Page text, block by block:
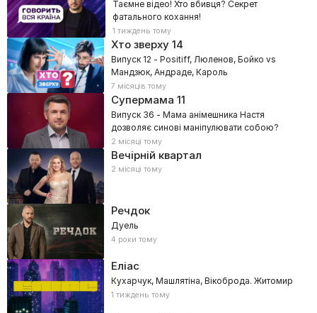
Таємне відео! Хто вбивця? Секрет
фатального кохання!
1 тиждень тому
Хто зверху14
Випуск 12 - Positiff, Люленов, Бойко vs
Мандзюк, Андраде, Кароль
7 місяців тому
Супермама 11
Випуск 36 - Мама анімешника Настя
дозволяє синові маніпулювати собою?
2 місяці тому
Вечірній квартал
2 місяці тому
Речдок
Дуель
4 роки тому
Еліас
Кухарчук, Машлятіна, Вікоброда. Житомир
1 тиждень тому